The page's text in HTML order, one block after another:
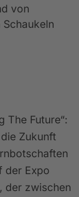
von
The Future“:
Zukunft
der Expo
der zwischen